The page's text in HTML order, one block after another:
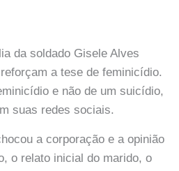
da soldado Gisele Alves
a tese de feminicídio.
e não de um suicídio,
suas redes sociais.
a corporação e a opinião
o relato inicial do marido, o